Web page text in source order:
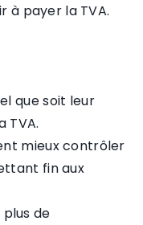
à payer la TVA.
que soit leur
TVA.
mieux contrôler
fin aux
de